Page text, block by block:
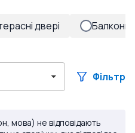
двері Балконні
Фільтр
мова) не відповідають